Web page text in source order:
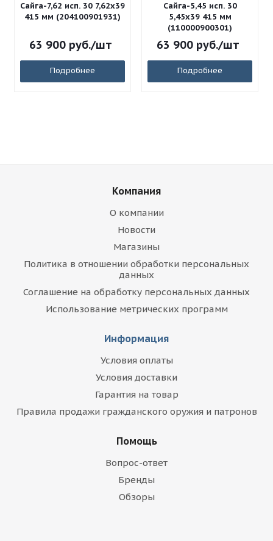
Сайга-7,62 исп. 30 7,62x39
415 мм (204100901931)
63 900руб./шт
Подробнее
Сайга-5,45 исп. 30
5,45x39 415 мм
(110000900301)
63 900руб./шт
Подробнее
Компания
О компании
Новости
Магазины
Политика в отношении обработки персональных
данных
Соглашение на обработку персональных данных
Использование метрических программ
Информация
Условия оплаты
Условия доставки
Гарантия на товар
Правила продажи гражданского оружия и патронов
Помощь
Вопрос-ответ
Бренды
Обзоры